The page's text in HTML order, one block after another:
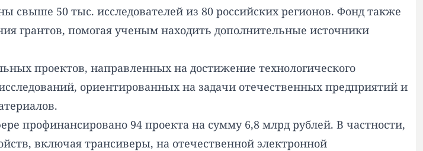
свыше 50 тыс. исследователей из 80 российских регионов. Фонд также
грантов, помогая ученым находить дополнительные источники
проектов, направленных на достижение технологического
ориентированных на задачи отечественных предприятий и
профинансировано 94 проекта на сумму 6,8 млрд рублей. В частности,
включая трансиверы, на отечественной электронной